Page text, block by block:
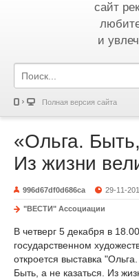
сайт
и
Полная версия сайта
«Ольга.
Из жизни
996d67df0d686ca 29-11-
"ВЕСТИ" Ассоциации
В четверг 5 декабря в
государственном
откроется выставка "Ольга.
Быть, а не казаться. Из